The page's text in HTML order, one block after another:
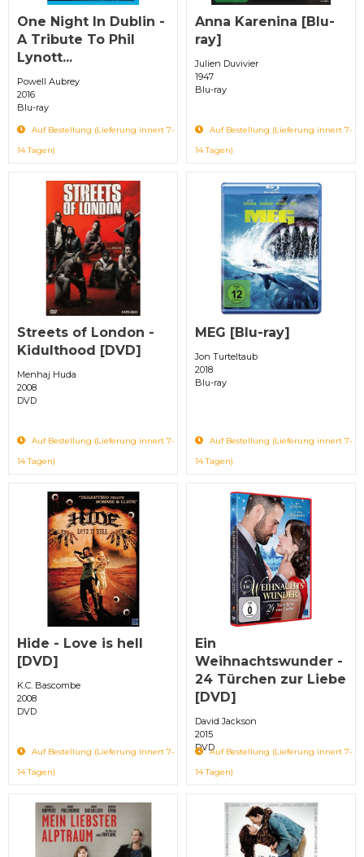
One Night In Dublin -
A Tribute To Phil
Lynott...
Powell Aubrey
2016
Blu-ray
Auf Bestellung (Lieferung innert 7-
14 Tagen)
Anna Karenina [Blu-
ray]
Julien Duvivier
1947
Blu-ray
Auf Bestellung (Lieferung innert 7-
14 Tagen)
Streets of London -
Kidulthood [DVD]
Menhaj Huda
2008
DVD
Auf Bestellung (Lieferung innert 7-
14 Tagen)
MEG [Blu-ray]
Jon Turteltaub
2018
Blu-ray
Auf Bestellung (Lieferung innert 7-
14 Tagen)
Hide - Love is hell
[DVD]
K.C. Bascombe
2008
DVD
Auf Bestellung (Lieferung innert 7-
14 Tagen)
Ein
Weihnachtswunder -
24 Türchen zur Liebe
[DVD]
David Jackson
2015
DVDAuf Bestellung (Lieferung innert 7-
14 Tagen)